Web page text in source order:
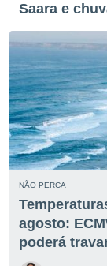
Saara e
NÃO PERCA
agosto:
poderá